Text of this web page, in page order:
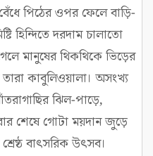
পিঠের ওপর ফেলে বাড়ি-
হিন্দিতে দরদাম চালাতো
মানুষের থিকথিকে ভিড়ের
তারা কাবুলিওয়ালা। অসংখ্য
ঝিল-পাড়ে,
শেষে গোটা ময়দান জুড়ে
বাৎসরিক উৎসব।